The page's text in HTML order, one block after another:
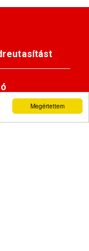
Megértettem